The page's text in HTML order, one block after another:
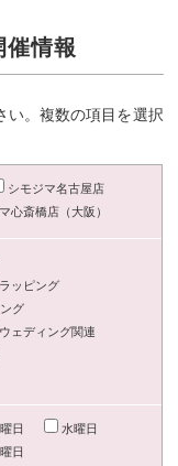
催情報
い。複数の項目を選択
シモジマ名古屋店
心斎橋店（大阪）
ラッピング
グ
ウェディング関連
日
水曜日
日